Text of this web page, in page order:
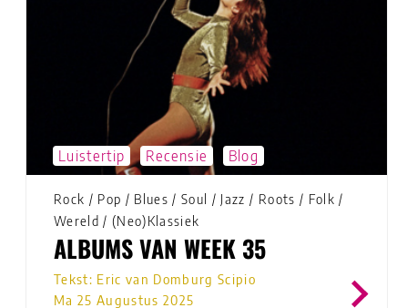
Luistertip Recensie Blog
Rock / Pop / Blues / Soul / Jazz / Roots / Folk /
Wereld / (Neo)Klassiek
ALBUMS VAN WEEK 35
Tekst: Eric van Domburg Scipio
Ma 25 Augustus 2025